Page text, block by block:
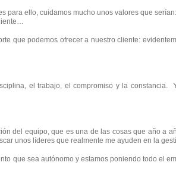
para ello, cuidamos mucho unos valores que
que podemos ofrecer a nuestro cliente:
el trabajo, el compromiso y la constancia.
del equipo, que es una de las cosas que año a
unos líderes que realmente me ayuden en la
que sea autónomo y estamos poniendo todo el